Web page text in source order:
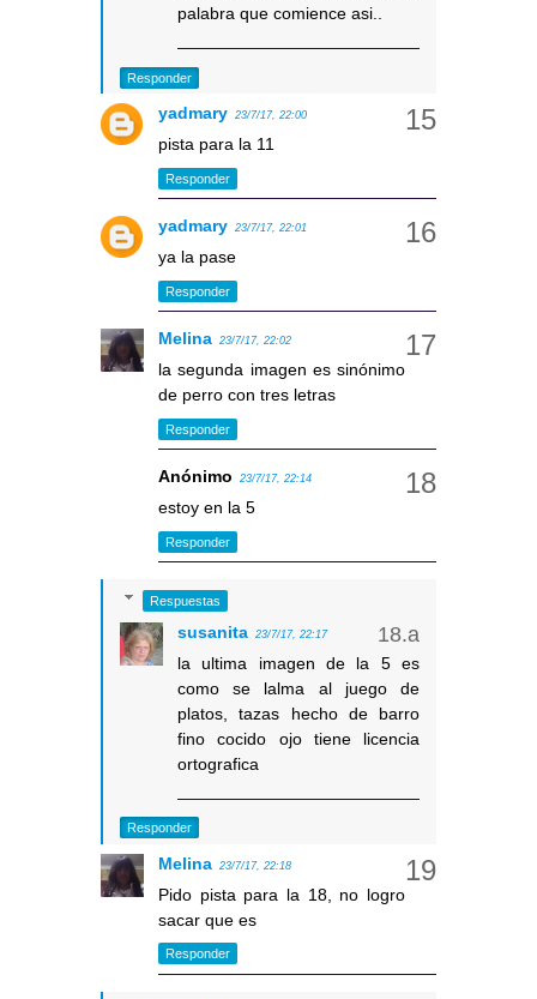
palabra que comience asi..
Responder
yadmary 23/7/17, 22:00
pista para la 11
Responder
yadmary 23/7/17, 22:01
ya la pase
Responder
Melina 23/7/17, 22:02
la segunda imagen es sinónimo
de perro con tres letras
Responder
Anónimo 23/7/17, 22:14
estoy en la 5
Responder
Respuestas
susanita 23/7/17, 22:17
la ultima imagen de la 5 es
como se lalma al juego de
platos, tazas hecho de barro
fino cocido ojo tiene licencia
ortografica
Responder
Melina 23/7/17, 22:18
Pido pista para la 18, no logro
sacar que es
Responder